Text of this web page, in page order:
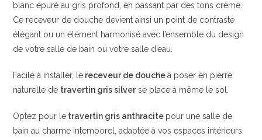
blanc épuré au gris profond, en passant par des tons crème.
Ce receveur de douche devient ainsi un point de contraste
élégant ou un élément harmonisé avec l’ensemble du design
de votre salle de bain ou votre salle d’eau.
Facile à installer, le receveur de doucheà poser en pierre
naturelle de travertin gris silverse place à même le sol.
Optez pour le travertin gris anthracite pour une salle de
bain au charme intemporel, adaptée à vos espaces intérieurs